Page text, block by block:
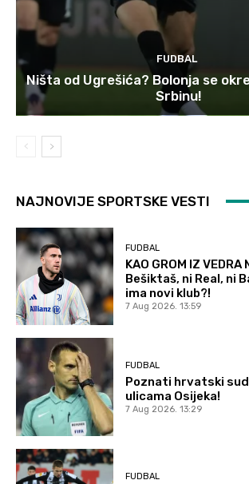
FUDBAL
Ništa od Ugrešića? Bolonja se
Srbinu!
NAJNOVIJE SPORTSKE VESTI
FUDBAL
KAO GROM IZ VEDRA
Bešiktaš, ni Real, ni
ima novi klub?!
7 Aug 2026. 13:59
FUDBAL
Poznati hrvatski
ulicama Osijeka!
7 Aug 2026. 13:29
FUDBAL